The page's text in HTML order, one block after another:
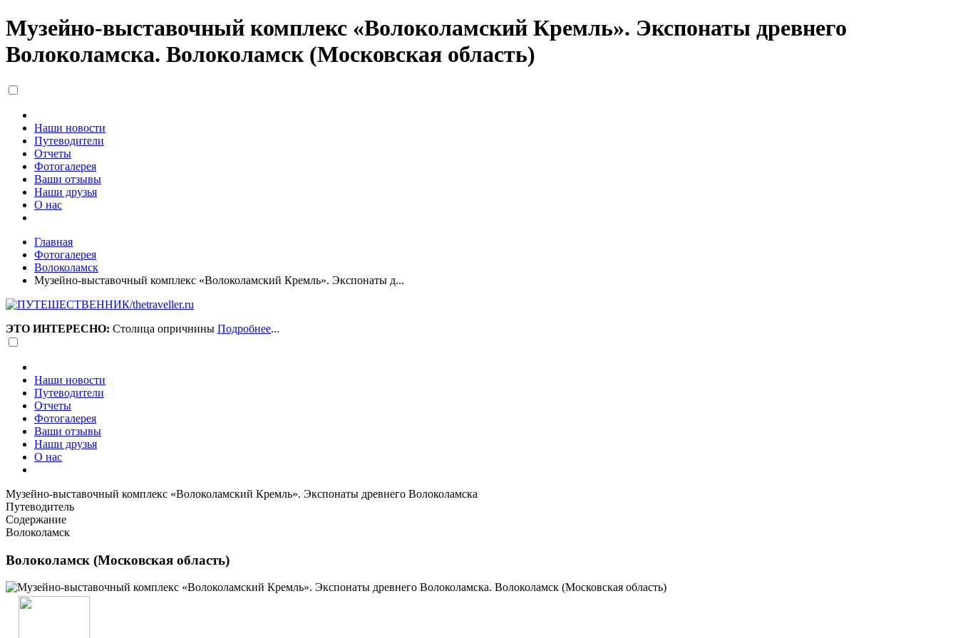
Музейно-выставочный комплекс «Волоколамский Кремль». Экспонаты древнего
Волоколамска. Волоколамск (Московская область)
Наши новости
Путеводители
Отчеты
Фотогалерея
Ваши отзывы
Наши друзья
О нас
Главная
Фотогалерея
Волоколамск
Музейно-выставочный комплекс «Волоколамский Кремль». Экспонаты д...
ЭТО ИНТЕРЕСНО: Столица опричнины Подробнее...
Наши новости
Путеводители
Отчеты
Фотогалерея
Ваши отзывы
Наши друзья
О нас
Музейно-выставочный комплекс «Волоколамский Кремль». Экспонаты древнего Волоколамска
Путеводитель
Содержание
Волоколамск
Волоколамск (Московская область)